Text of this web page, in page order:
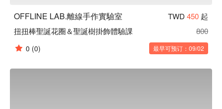
OFFLINE LAB.離線手作實驗室 TWD 450 起
扭扭棒聖誕花圈＆聖誕樹掛飾體驗課
800
0 (0) 最早可预订：09/02